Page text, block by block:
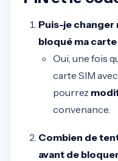
Puis-je changer
bloqué ma carte
Oui, une fois
carte SIM
pourrez
convenance.
Combien de
avant de